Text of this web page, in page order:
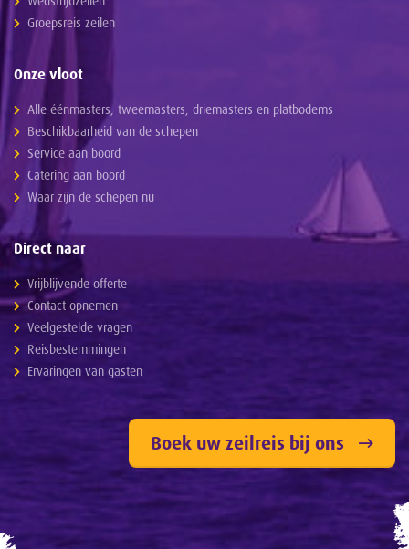
Groepsreis zeilen
Onze vloot
Alle éénmasters, tweemasters, driemasters en platbodems
Beschikbaarheid van de schepen
Service aan boord
Catering aan boord
Waar zijn de schepen nu
Direct naar
Vrijblijvende offerte
Contact opnemen
Veelgestelde vragen
Reisbestemmingen
Ervaringen van gasten
Boek uw zeilreis bij ons